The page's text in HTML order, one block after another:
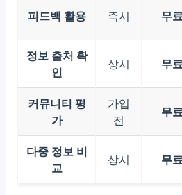
피드백 활용 즉시 무
정보 출처 확
인
상시 무
커뮤니티 평
가
가입
전
무
다중 정보 비
교
상시 무